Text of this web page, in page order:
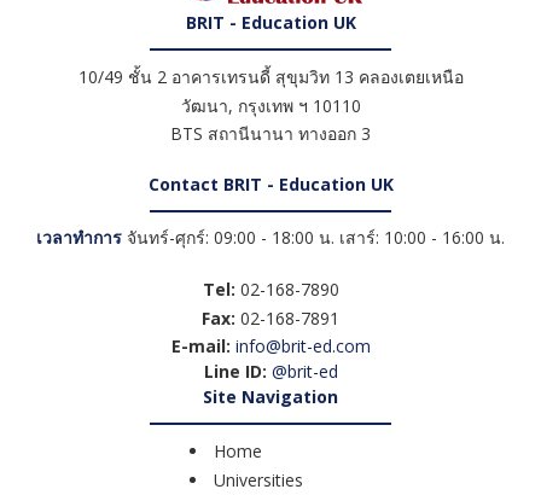
BRIT - Education UK
10/49 ชั้น 2 อาคารเทรนดี้ สุขุมวิท 13 คลองเตยเหนือ
วัฒนา, กรุงเทพ ฯ 10110
BTS สถานีนานา ทางออก 3
Contact BRIT - Education UK
เวลาทำการ จันทร์-ศุกร์: 09:00 - 18:00 น. เสาร์: 10:00 - 16:00 น.
Tel: 02-168-7890
Fax: 02-168-7891
E-mail: info@brit-ed.com
Line ID: @brit-ed
Site Navigation
Home
Universities